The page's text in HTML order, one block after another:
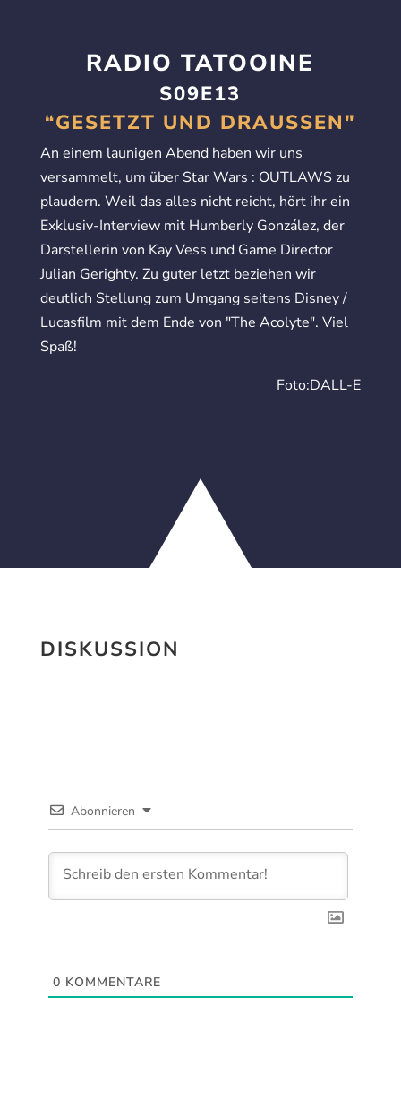
RADIO TATOOINE
S09E13
“GESETZT UND DRAUSSEN"
An einem launigen Abend haben wir uns
versammelt, um über Star Wars : OUTLAWS zu
plaudern. Weil das alles nicht reicht, hört ihr ein
Exklusiv-Interview mit Humberly González, der
Darstellerin von Kay Vess und Game Director
Julian Gerighty. Zu guter letzt beziehen wir
deutlich Stellung zum Umgang seitens Disney /
Lucasfilm mit dem Ende von "The Acolyte". Viel
Spaß!
Foto:DALL-E
DISKUSSION
Abonnieren
0 KOMMENTARE